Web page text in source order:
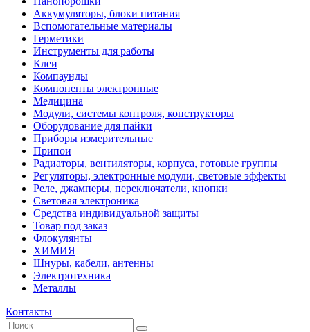
Аккумуляторы, блоки питания
Вспомогательные материалы
Герметики
Инструменты для работы
Клеи
Компаунды
Компоненты электронные
Медицина
Модули, системы контроля, конструкторы
Оборудование для пайки
Приборы измерительные
Припои
Радиаторы, вентиляторы, корпуса, готовые группы
Регуляторы, электронные модули, световые эффекты
Реле, джамперы, переключатели, кнопки
Световая электроника
Средства индивидуальной защиты
Товар под заказ
Флокулянты
ХИМИЯ
Шнуры, кабели, антенны
Электротехника
Металлы
Контакты